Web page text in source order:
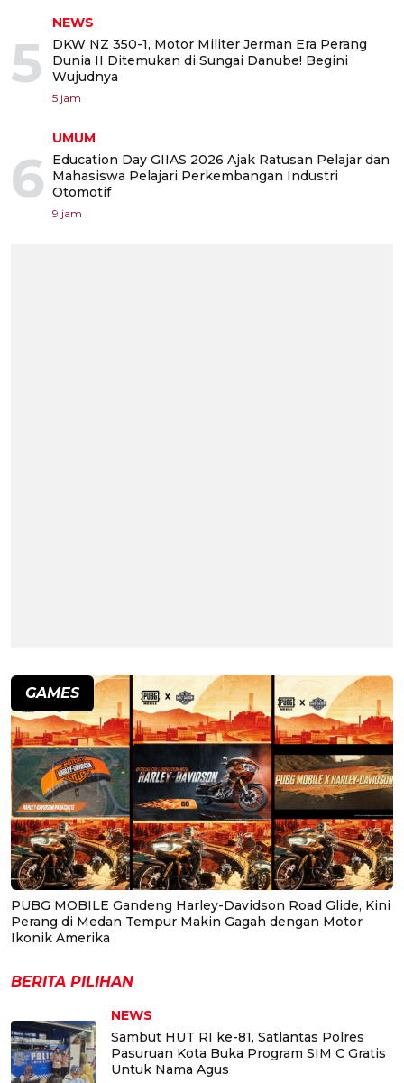
5
NEWS
DKW NZ 350-1, Motor Militer Jerman Era Perang
Dunia II Ditemukan di Sungai Danube! Begini
Wujudnya
5 jam
6
UMUM
Education Day GIIAS 2026 Ajak Ratusan Pelajar dan
Mahasiswa Pelajari Perkembangan Industri
Otomotif
9 jam
GAMES
PUBG MOBILE Gandeng Harley-Davidson Road Glide, Kini
Perang di Medan Tempur Makin Gagah dengan Motor
Ikonik Amerika
BERITA PILIHAN
NEWS
Sambut HUT RI ke-81, Satlantas Polres
Pasuruan Kota Buka Program SIM C Gratis
Untuk Nama Agus